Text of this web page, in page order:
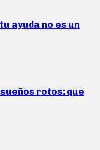
ayuda no es un
rotos: que